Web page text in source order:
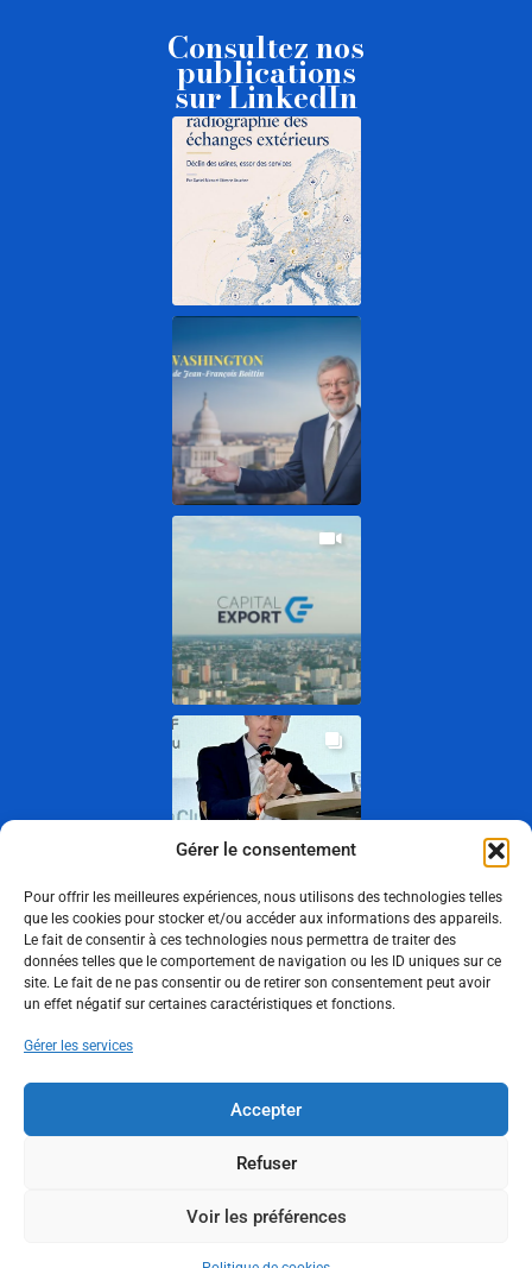
Gérer le consentement
Pour offrir les meilleures expériences, nous utilisons des technologies telles
que les cookies pour stocker et/ou accéder aux informations des appareils.
Le fait de consentir à ces technologies nous permettra de traiter des
données telles que le comportement de navigation ou les ID uniques sur ce
site. Le fait de ne pas consentir ou de retirer son consentement peut avoir
un effet négatif sur certaines caractéristiques et fonctions.
Gérer les services
Accepter
Refuser
Voir les préférences
Consultez nos
publications
sur LinkedIn
Show More
Suivez-nous
Politique de confidentialité